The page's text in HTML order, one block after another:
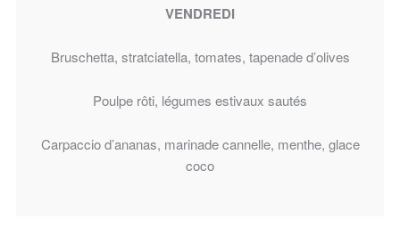
VENDREDI
Bruschetta, stratciatella, tomates, tapenade d’olives
Poulpe rôti, légumes estivaux sautés
Carpaccio d’ananas, marinade cannelle, menthe, glace
coco